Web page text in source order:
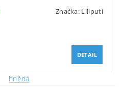
Značka: Liliputi
DETAIL
hnědá